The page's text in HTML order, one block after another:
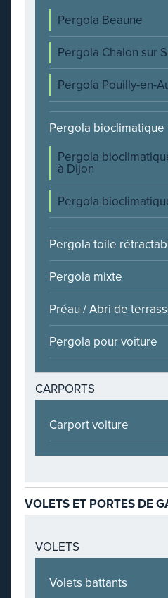
Pergola Beaune
Pergola Chalon sur
Pergola Pouilly-en-
Pergola bioclimatique
Pergola
à Dijon
Pergola
Pergola toile
Pergola mixte
Préau / Abri de
Pergola pour voiture
CARPORTS
Carport voiture
VOLETS ET PORTES DE
VOLETS
Volets battants